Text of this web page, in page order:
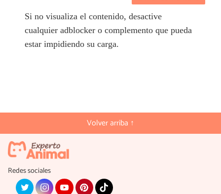
Si no visualiza el contenido, desactive
cualquier adblocker o complemento que pueda
estar impidiendo su carga.
Volver arriba ↑
Redes sociales